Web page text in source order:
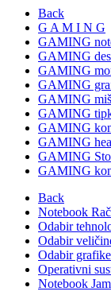
Back
G A M I N G
GAMING
GAMING
GAMING
GAMING
GAMING
GAMING
GAMING
GAMING
GAMING
GAMING
Back
Notebook
Odabir
Odabir
Odabir grafike
Operativni
Notebook